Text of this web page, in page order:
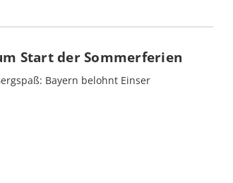
Start der Sommerferien
Bayern belohnt Einser